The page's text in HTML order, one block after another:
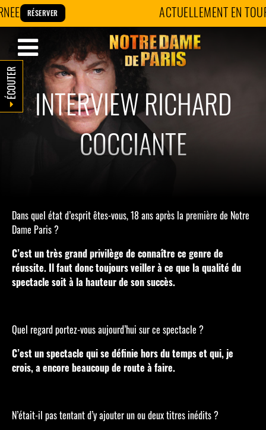
RÉSERVER ACTUELLEMENT EN
ÉCOUTER
INTERVIEW RICHARD
COCCIANTE
Dans quel état d’esprit êtes-vous, 18 ans après la première de Notre
Dame Paris ?
C’est un très grand privilège de connaître ce genre de
réussite. Il faut donc toujours veiller à ce que la qualité du
spectacle soit à la hauteur de son succès.
Quel regard portez-vous aujourd’hui sur ce spectacle ?
C’est un spectacle qui se définie hors du temps et qui, je
crois, a encore beaucoup de route à faire.
N’était-il pas tentant d’y ajouter un ou deux titres inédits ?
Panneau de gestion des cookies